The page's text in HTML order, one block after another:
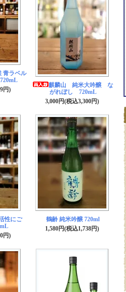
青ラベル
円)
麒麟山 純米大吟醸 な
がれぼし 720mL
3,000円(税込3,300円)
にご
円)
鶴齢 純米吟醸 720ml
1,580円(税込1,738円)